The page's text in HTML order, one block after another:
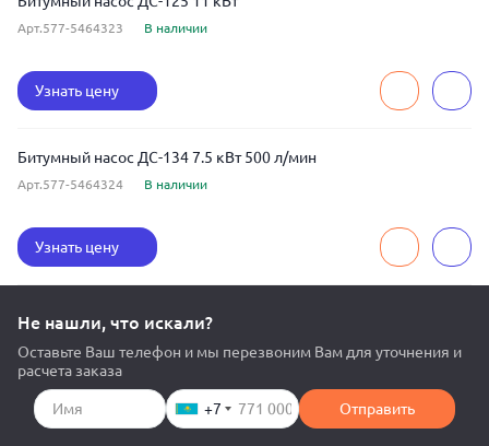
Арт.577-5464323 В наличии
Узнать цену
Битумный насос ДС-134 7.5 кВт 500 л/мин
Арт.577-5464324 В наличии
Узнать цену
Не нашли, что искали?
Оставьте Ваш телефон и мы перезвоним Вам для уточнения и
расчета заказа
+7 Отправить